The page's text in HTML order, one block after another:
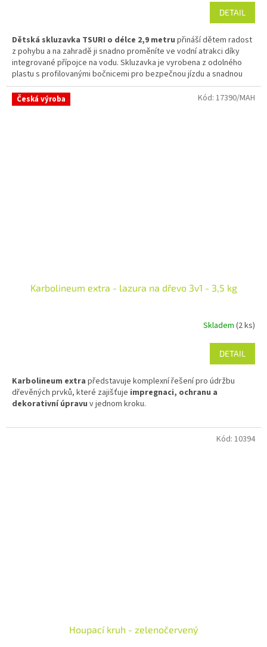
DETAIL
Dětská skluzavka TSURI o délce 2,9 metru přináší dětem radost
z pohybu a na zahradě ji snadno proměníte ve vodní atrakci díky
integrované přípojce na vodu. Skluzavka je vyrobena z odolného
plastu s profilovanými bočnicemi pro bezpečnou jízdu a snadnou
montáž na dětská hřiště.
Česká výroba
Karbolineum extra - lazura na dřevo 3v1 - 3,5 kg
Skladem (2 ks)
DETAIL
Karbolineum extra představuje komplexní řešení pro údržbu
dřevěných prvků, které zajišťuje impregnaci, ochranu a
dekorativní úpravu v jednom kroku.
Kód: 17390/MAH
Houpací kruh - zelenočervený
Kód: 10394